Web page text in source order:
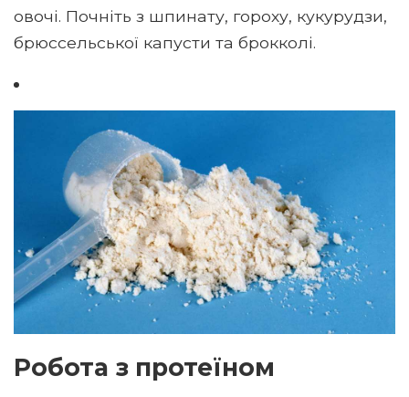
овочі. Почніть з шпинату, гороху, кукурудзи,
брюссельської капусти та брокколі.
Робота з протеїном